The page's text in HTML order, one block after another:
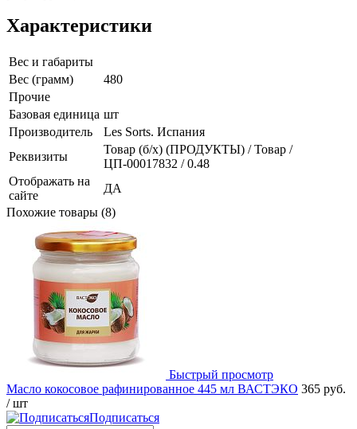
Характеристики
Вес и габариты
Вес (грамм)
480
Прочие
Базовая единица шт
Производитель
Les Sorts. Испания
Реквизиты
Товар (б/х) (ПРОДУКТЫ) / Товар /
ЦП-00017832 / 0.48
Отображать на
сайте
ДА
Похожие товары (8)
Быстрый просмотр
Масло кокосовое рафинированное 445 мл ВАСТЭКО 365 руб.
/ шт
Подписаться